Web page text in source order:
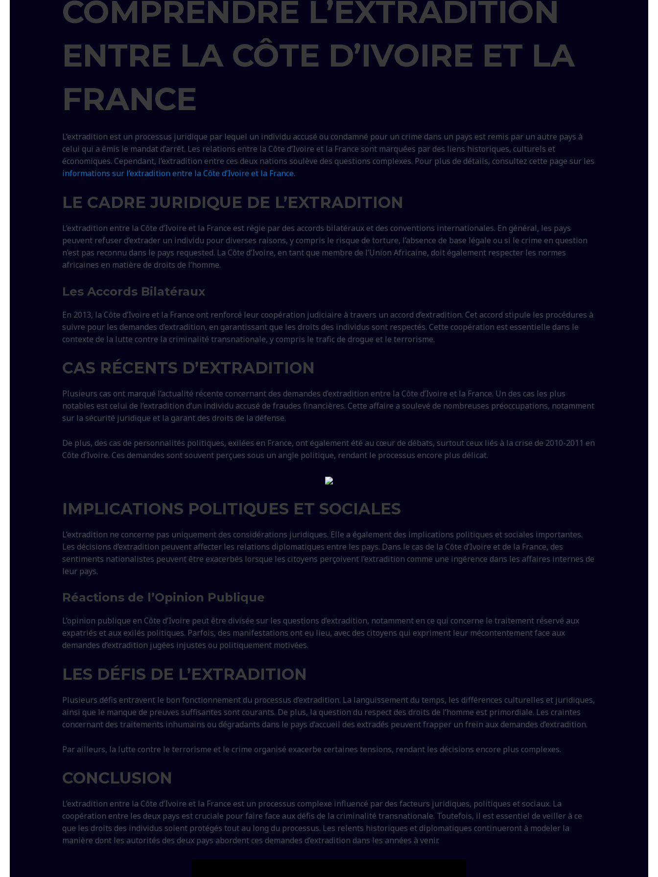
COMPRENDRE L’EXTRADITION
ENTRE LA CÔTE D’IVOIRE ET LA
FRANCE
L’extradition est un processus juridique par lequel un individu accusé ou condamné pour un crime dans un pays est remis par un autre pays à
celui qui a émis le mandat d’arrêt. Les relations entre la Côte d’Ivoire et la France sont marquées par des liens historiques, culturels et
économiques. Cependant, l’extradition entre ces deux nations soulève des questions complexes. Pour plus de détails, consultez cette page sur les
informations sur l’extradition entre la Côte d’Ivoire et la France.
LE CADRE JURIDIQUE DE L’EXTRADITION
L’extradition entre la Côte d’Ivoire et la France est régie par des accords bilatéraux et des conventions internationales. En général, les pays
peuvent refuser d’extrader un individu pour diverses raisons, y compris le risque de torture, l’absence de base légale ou si le crime en question
n’est pas reconnu dans le pays requested. La Côte d’Ivoire, en tant que membre de l’Union Africaine, doit également respecter les normes
africaines en matière de droits de l’homme.
Les Accords Bilatéraux
En 2013, la Côte d’Ivoire et la France ont renforcé leur coopération judiciaire à travers un accord d’extradition. Cet accord stipule les procédures à
suivre pour les demandes d’extradition, en garantissant que les droits des individus sont respectés. Cette coopération est essentielle dans le
contexte de la lutte contre la criminalité transnationale, y compris le trafic de drogue et le terrorisme.
CAS RÉCENTS D’EXTRADITION
Plusieurs cas ont marqué l’actualité récente concernant des demandes d’extradition entre la Côte d’Ivoire et la France. Un des cas les plus
notables est celui de l’extradition d’un individu accusé de fraudes financières. Cette affaire a soulevé de nombreuses préoccupations, notamment
sur la sécurité juridique et la garant des droits de la défense.
De plus, des cas de personnalités politiques, exilées en France, ont également été au cœur de débats, surtout ceux liés à la crise de 2010-2011 en
Côte d’Ivoire. Ces demandes sont souvent perçues sous un angle politique, rendant le processus encore plus délicat.
IMPLICATIONS POLITIQUES ET SOCIALES
L’extradition ne concerne pas uniquement des considérations juridiques. Elle a également des implications politiques et sociales importantes.
Les décisions d’extradition peuvent affecter les relations diplomatiques entre les pays. Dans le cas de la Côte d’Ivoire et de la France, des
sentiments nationalistes peuvent être exacerbés lorsque les citoyens perçoivent l’extradition comme une ingérence dans les affaires internes de
leur pays.
Réactions de l’Opinion Publique
L’opinion publique en Côte d’Ivoire peut être divisée sur les questions d’extradition, notamment en ce qui concerne le traitement réservé aux
expatriés et aux exilés politiques. Parfois, des manifestations ont eu lieu, avec des citoyens qui expriment leur mécontentement face aux
demandes d’extradition jugées injustes ou politiquement motivées.
LES DÉFIS DE L’EXTRADITION
Plusieurs défis entravent le bon fonctionnement du processus d’extradition. La languissement du temps, les différences culturelles et juridiques,
ainsi que le manque de preuves suffisantes sont courants. De plus, la question du respect des droits de l’homme est primordiale. Les craintes
concernant des traitements inhumains ou dégradants dans le pays d’accueil des extradés peuvent frapper un frein aux demandes d’extradition.
Par ailleurs, la lutte contre le terrorisme et le crime organisé exacerbe certaines tensions, rendant les décisions encore plus complexes.
CONCLUSION
L’extradition entre la Côte d’Ivoire et la France est un processus complexe influencé par des facteurs juridiques, politiques et sociaux. La
coopération entre les deux pays est cruciale pour faire face aux défis de la criminalité transnationale. Toutefois, il est essentiel de veiller à ce
que les droits des individus soient protégés tout au long du processus. Les relents historiques et diplomatiques continueront à modeler la
manière dont les autorités des deux pays abordent ces demandes d’extradition dans les années à venir.